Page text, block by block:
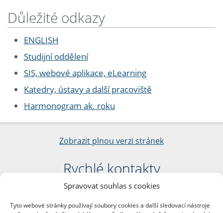
Spravovat souhlas s cookies
Tyto webové stránky používají soubory cookies a další sledovací nástroje
Důležité odkazy
ENGLISH
Studijní oddělení
SIS, webové aplikace, eLearning
Katedry, ústavy a další pracoviště
Harmonogram ak. roku
Zobrazit plnou verzi stránek
Rychlé kontakty
Filozofická fakulta
nám. Jana Palacha 1/2